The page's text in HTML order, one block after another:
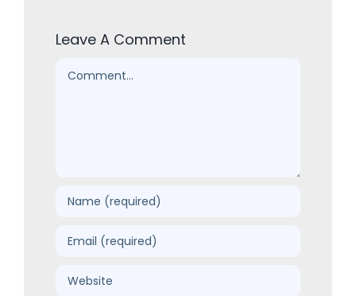
Leave A Comment
Comment